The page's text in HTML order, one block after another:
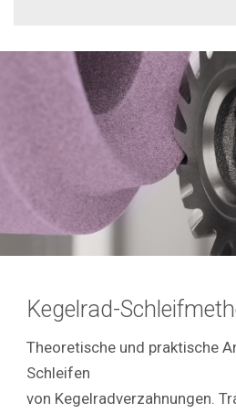
Kegelrad-
Theoretische und praktische
Schleifen
von Kegelradverzahnungen.